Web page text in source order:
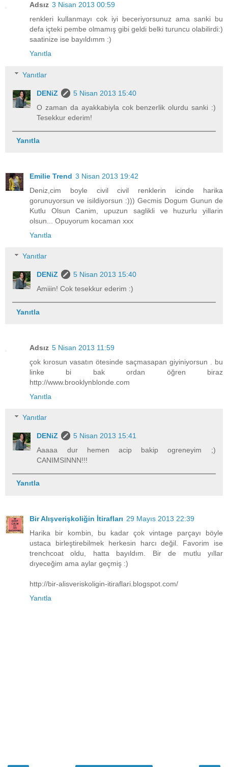
Adsız 3 Nisan 2013 00:59
renkleri kullanmayı cok iyi beceriyorsunuz ama sanki bu
defa içteki pembe olmamış gibi geldi belki turuncu olabilirdi:)
saatinize ise bayıldımm :)
Yanıtla
Yanıtlar
DENiZ
5 Nisan 2013 15:40
O zaman da ayakkabiyla cok benzerlik olurdu sanki :)
Tesekkur ederim!
Yanıtla
Emilie Trend 3 Nisan 2013 19:42
Deniz,cim boyle civil civil renklerin icinde harika
gorunuyorsun ve isildiyorsun :))) Gecmis Dogum Gunun de
Kutlu Olsun Canim, upuzun saglikli ve huzurlu yillarin
olsun... Opuyorum kocaman xxx
Yanıtla
Yanıtlar
DENiZ
5 Nisan 2013 15:40
Amiiin! Cok tesekkur ederim :)
Yanıtla
Adsız 5 Nisan 2013 11:59
çok kırosun vasatın ötesinde saçmasapan giyiniyorsun . bu
linke bi bak ordan öğren biraz
http://www.brooklynblonde.com
Yanıtla
Yanıtlar
DENiZ
5 Nisan 2013 15:41
Aaaaa dur hemen acip bakip ogreneyim ;)
CANIMSINNN!!!
Yanıtla
Bir Alışverişkoliğin İtirafları 29 Mayıs 2013 22:39
Harika bir kombin, bu kadar çok vintage parçayı böyle
ustaca birleştirebilmek herkesin harcı değil. Favorim ise
trenchcoat oldu, hatta bayıldım. Bir de mutlu yıllar
dıyeceğim ama aylar geçmiş :)
http://bir-alisveriskoligin-itiraflari.blogspot.com/
Yanıtla